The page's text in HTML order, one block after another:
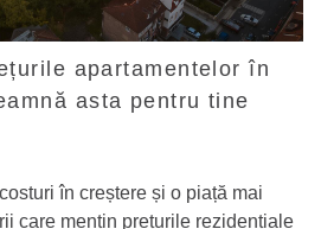
apartamentelor în
asta pentru tine
în creștere și o piață mai
care mențin prețurile rezidențiale